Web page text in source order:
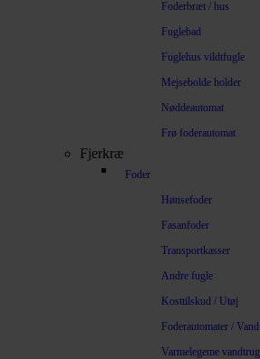
Foderbræt / hus
Fuglebad
Fuglehus vildtfugle
Mejsebolde holder
Nøddeautomat
Frø foderautomat
Fjerkræ
Foder
Hønsefoder
Fasanfoder
Transportkasser
Andre fugle
Kosttilskud / Utøj
Foderautomater / Vand
Varmelegeme vandtrug